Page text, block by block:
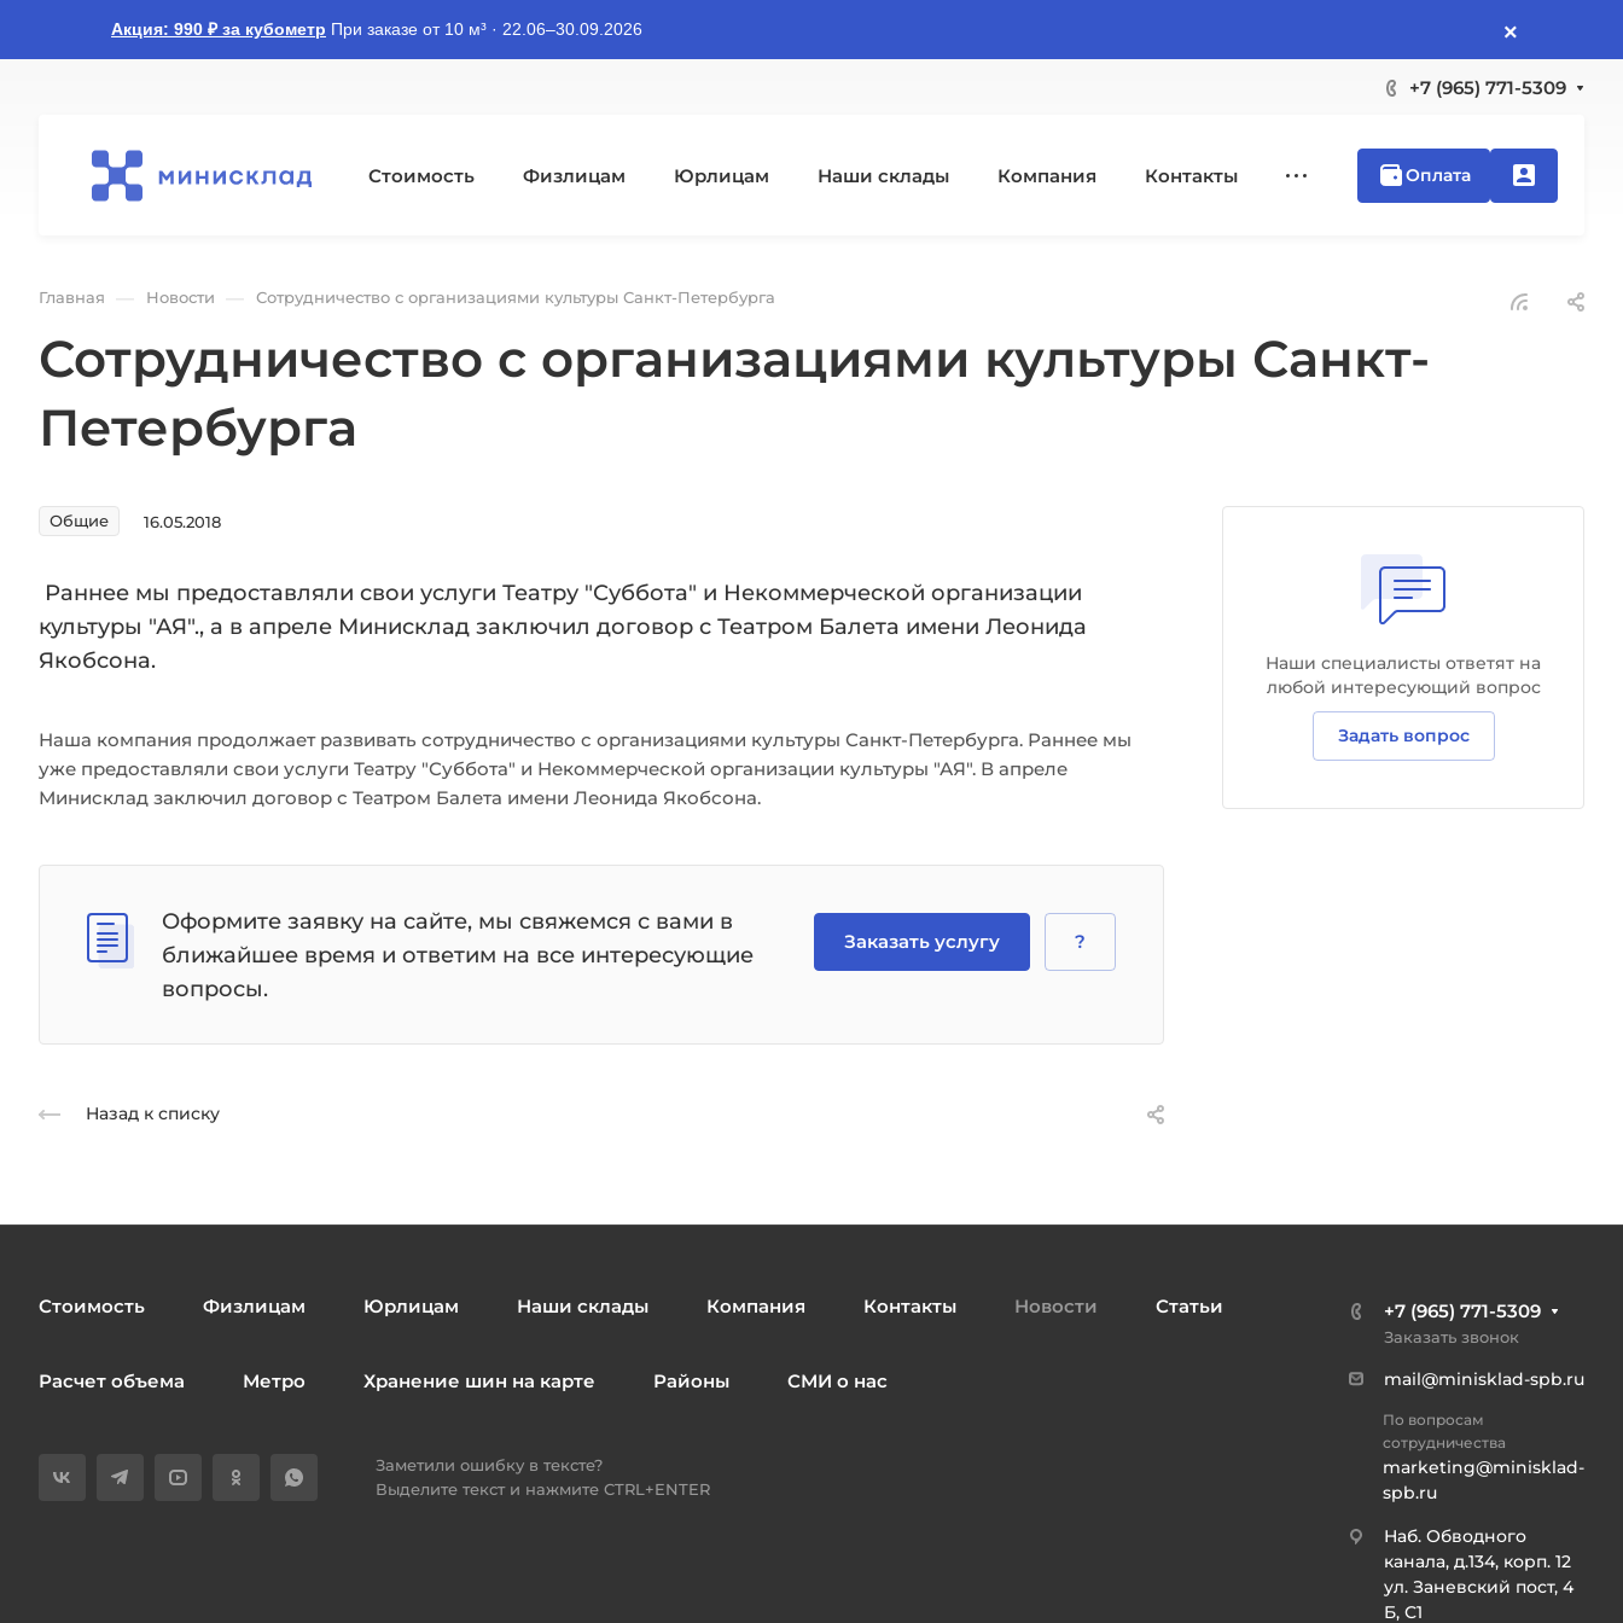
Акция: 990 ₽ за кубометр При заказе от 10 м³ · 22.06–30.09.2026 ×
+7 (965) 771-5309
Стоимость Физлицам Юрлицам Наши склады Компания Контакты Оплата
Главная Новости Сотрудничество с организациями культуры Санкт-Петербурга
Сотрудничество с организациями культуры Санкт-
Петербурга
Общие 16.05.2018
Раннее мы предоставляли свои услуги Театру "Суббота" и Некоммерческой организации
культуры "АЯ"., а в апреле Минисклад заключил договор с Театром Балета имени Леонида
Якобсона.
Наша компания продолжает развивать сотрудничество с организациями культуры Санкт-Петербурга. Раннее мы
уже предоставляли свои услуги Театру "Суббота" и Некоммерческой организации культуры "АЯ". В апреле
Минисклад заключил договор с Театром Балета имени Леонида Якобсона.
Оформите заявку на сайте, мы свяжемся с вами в
ближайшее время и ответим на все интересующие
вопросы.
Заказать услугу ?
Назад к списку
Наши специалисты ответят на
любой интересующий вопрос
Задать вопрос
Стоимость Физлицам Юрлицам Наши склады Компания Контакты Новости Статьи
Расчет объема Метро Хранение шин на карте Районы СМИ о нас
Заметили ошибку в тексте?
Выделите текст и нажмите CTRL+ENTER
+7 (965) 771-5309
Заказать звонок
По вопросам
сотрудничества
marketing@minisklad-
spb.ru
mail@minisklad-spb.ru
Наб. Обводного
канала, д.134, корп. 12
ул. Заневский пост, 4
Б, С1